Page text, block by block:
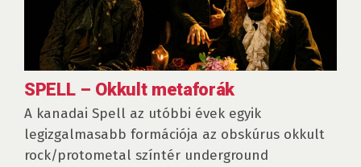
SPELL – Okkult metaforák
A kanadai Spell az utóbbi évek egyik
legizgalmasabb formációja az obskúrus okkult
rock/protometal színtér underground